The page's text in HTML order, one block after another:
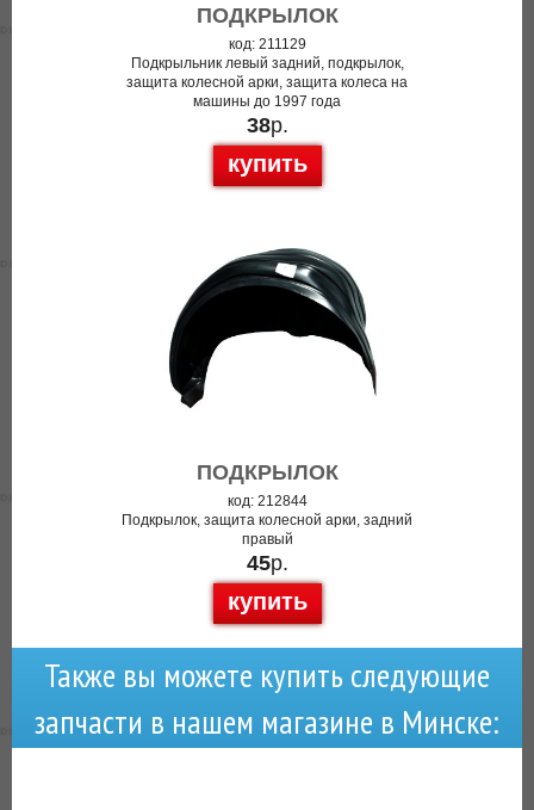
ПОДКРЫЛОК
код: 211129
Подкрыльник левый задний, подкрылок,
защита колесной арки, защита колеса на
машины до 1997 года
38р.
купить
ПОДКРЫЛОК
код: 212844
Подкрылок, защита колесной арки, задний
правый
45р.
купить
Также вы можете купить следующие
запчасти в нашем магазине в Минске: